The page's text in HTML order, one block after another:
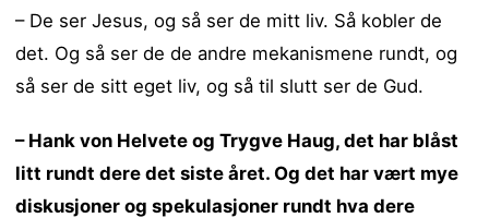
– De ser Jesus, og så ser de mitt liv. Så kobler de
det. Og så ser de de andre mekanismene rundt, og
så ser de sitt eget liv, og så til slutt ser de Gud.
– Hank von Helvete og Trygve Haug, det har blåst
litt rundt dere det siste året. Og det har vært mye
diskusjoner og spekulasjoner rundt hva dere